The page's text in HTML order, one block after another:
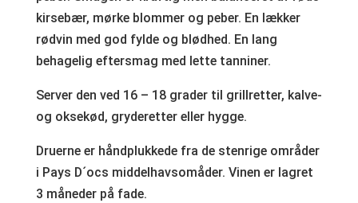
kirsebær, mørke blommer og peber. En lækker
rødvin med god fylde og blødhed. En lang
behagelig eftersmag med lette tanniner.
Server den ved 16 – 18 grader til grillretter, kalve-
og oksekød, gryderetter eller hygge.
Druerne er håndplukkede fra de stenrige områder
i Pays D´ocs middelhavsomåder. Vinen er lagret
3 måneder på fade.